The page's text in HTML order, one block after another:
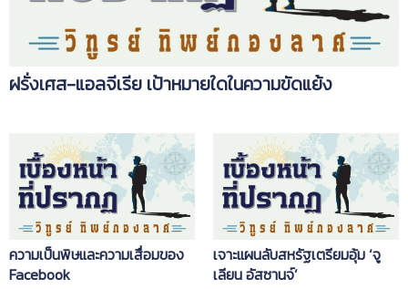
​​​​​​​ฝรั่งเศส-แอลจีเรีย เป้าหมายใดในความขัดแย้ง
ความเป็นพิษและความเสื่อมของ
Facebook
เจาะแผนลับสหรัฐเตรียมอุ้ม ‘จู
เลียน อัสซานจ์’